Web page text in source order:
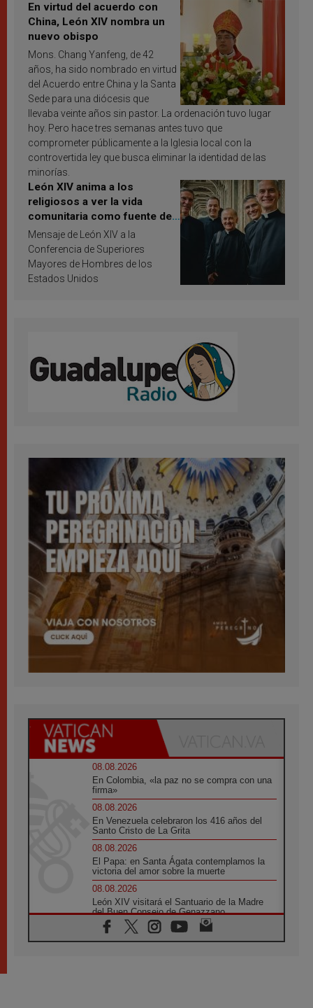
En virtud del acuerdo con
China, León XIV nombra un
nuevo obispo
Mons. Chang Yanfeng, de 42
años, ha sido nombrado en virtud
del Acuerdo entre China y la Santa
Sede para una diócesis que
llevaba veinte años sin pastor. La ordenación tuvo lugar
hoy. Pero hace tres semanas antes tuvo que
comprometer públicamente a la Iglesia local con la
controvertida ley que busca eliminar la identidad de las
minorías.
León XIV anima a los
religiosos a ver la vida
comunitaria como fuente de
inspiración y santificación
Mensaje de León XIV a la
Conferencia de Superiores
Mayores de Hombres de los
Estados Unidos
08.08.2026
En Colombia, «la paz no se compra con una
firma»
08.08.2026
En Venezuela celebraron los 416 años del
Santo Cristo de La Grita
08.08.2026
El Papa: en Santa Ágata contemplamos la
victoria del amor sobre la muerte
08.08.2026
León XIV visitará el Santuario de la Madre
del Buen Consejo de Genazzano
07.08.2026
Filipinas: el Vicariato Apostólico de Calapán